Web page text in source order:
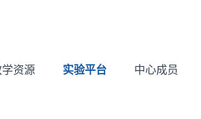
资源 实验平台 中心成员